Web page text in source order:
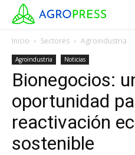
Inicio Sectores Agroindustria
Agroindustria Noticias
Bionegocios:
oportunidad
reactivación
sostenible